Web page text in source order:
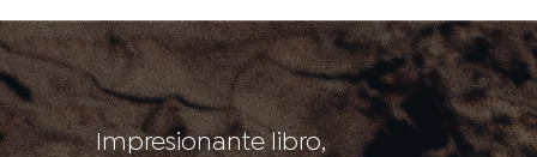
Impresionante libro,